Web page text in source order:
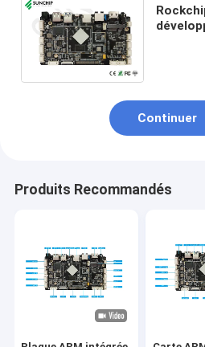
Continuer
Produits Recommandés